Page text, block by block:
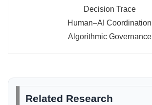
Decision Trace
Human–AI Coordination
Algorithmic Governance
Related Research